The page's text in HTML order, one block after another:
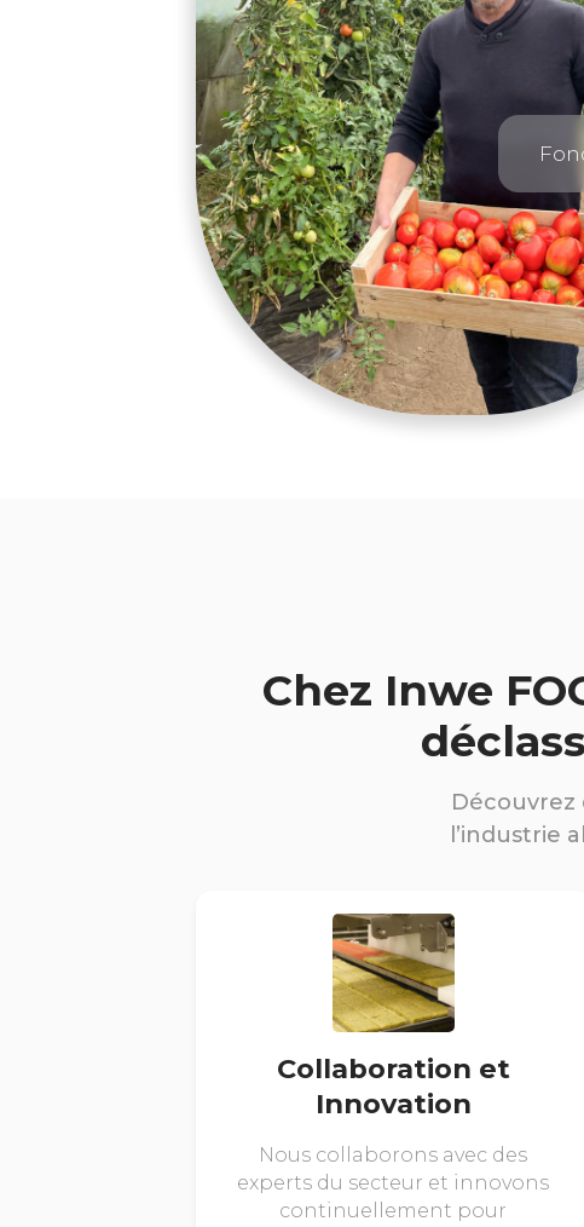
Chez Inwe
l’industrie
Collaboration et
Innovation
Nous collaborons avec des
experts du secteur et innovons
continuellement pour